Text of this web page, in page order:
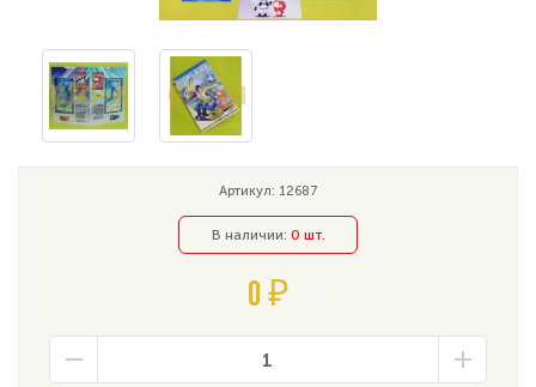
Артикул: 12687
В наличии: 0 шт.
0 ₽